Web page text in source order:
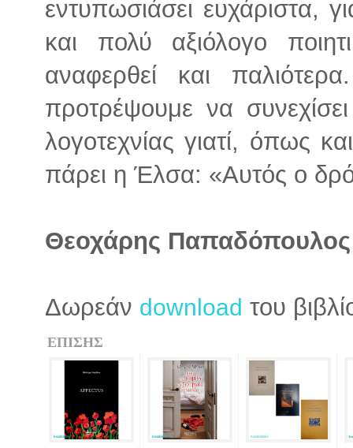
εντυπωσιάσει ευχάριστα,
και πολύ αξιόλογο
αναφερθεί και
προτρέψουμε να
λογοτεχνίας γιατί, όπως
πάρει η Έλσα: «Αυτός ο
Θεοχάρης Παπαδόπουλος
Δωρεάν download του
ΕΠΙΣΗΣ